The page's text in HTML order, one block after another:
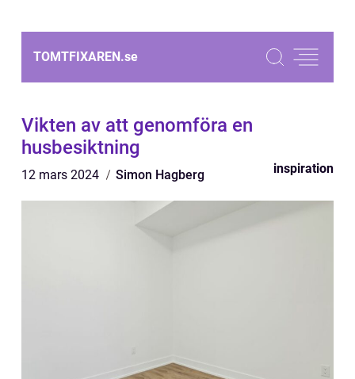
TOMTFIXAREN.se
Vikten av att genomföra en
husbesiktning
12 mars 2024 Simon Hagberg inspiration